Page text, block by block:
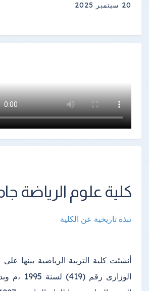
20 سبتمبر 2025
كلية علوم الرياضة
نبذة تاريخية عن الكلية
أنشئت كلية التربية الرياضية ببنها
الوزارى